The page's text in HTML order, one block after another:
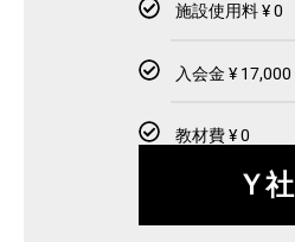
施設使用料 ¥ 0
入会金 ¥ 17,000
教材費 ¥ 0
Ｙ社